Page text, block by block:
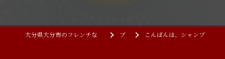
大分県大分市のフレンチならCHAMBRE A SOURIRE ブログ こんばんは、シャンブルアスリール清水です！